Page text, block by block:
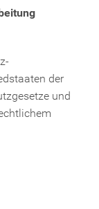
der
und